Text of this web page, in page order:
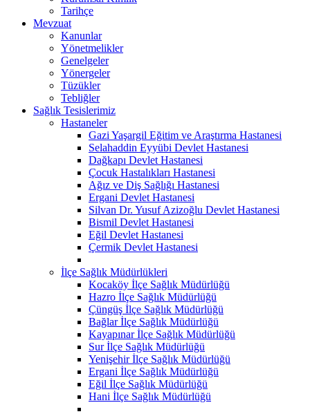
Tarihçe
Mevzuat
Kanunlar
Yönetmelikler
Genelgeler
Yönergeler
Tüzükler
Tebliğler
Sağlık Tesislerimiz
Hastaneler
Gazi Yaşargil Eğitim ve Araştırma Hastanesi
Selahaddin Eyyübi Devlet Hastanesi
Dağkapı Devlet Hastanesi
Çocuk Hastalıkları Hastanesi
Ağız ve Diş Sağlığı Hastanesi
Ergani Devlet Hastanesi
Silvan Dr. Yusuf Azizoğlu Devlet Hastanesi
Bismil Devlet Hastanesi
Eğil Devlet Hastanesi
Çermik Devlet Hastanesi
İlçe Sağlık Müdürlükleri
Kocaköy İlçe Sağlık Müdürlüğü
Hazro İlçe Sağlık Müdürlüğü
Çüngüş İlçe Sağlık Müdürlüğü
Bağlar İlçe Sağlık Müdürlüğü
Kayapınar İlçe Sağlık Müdürlüğü
Sur İlçe Sağlık Müdürlüğü
Yenişehir İlçe Sağlık Müdürlüğü
Ergani İlçe Sağlık Müdürlüğü
Eğil İlçe Sağlık Müdürlüğü
Hani İlçe Sağlık Müdürlüğü